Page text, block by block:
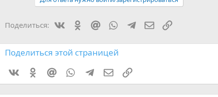
Поделиться: VkontakteOdnoklassniki
Mail.ruWhatsAppTelegram
Электронная
Ссылка
Поделиться этой страницей
VkontakteOdnoklassniki
Mail.ruWhatsAppTelegramЭлектронная почта
Ссылка